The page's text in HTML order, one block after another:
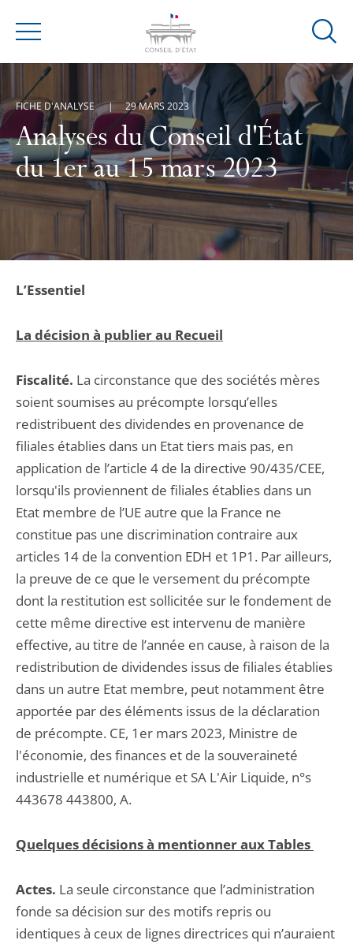
Menu
Ouvrir
de
Analyses du Conseil d'État
du 1er au 15 mars 2023
FICHE D'ANALYSE 29 MARS 2023
L’Essentiel
La décision à publier au Recueil
Fiscalité. La circonstance que des sociétés mères
soient soumises au précompte lorsqu’elles
redistribuent des dividendes en provenance de
filiales établies dans un Etat tiers mais pas, en
application de l’article 4 de la directive 90/435/CEE,
lorsqu'ils proviennent de filiales établies dans un
Etat membre de l’UE autre que la France ne
constitue pas une discrimination contraire aux
articles 14 de la convention EDH et 1P1. Par ailleurs,
la preuve de ce que le versement du précompte
dont la restitution est sollicitée sur le fondement de
cette même directive est intervenu de manière
effective, au titre de l’année en cause, à raison de la
redistribution de dividendes issus de filiales établies
dans un autre Etat membre, peut notamment être
apportée par des éléments issus de la déclaration
de précompte. CE, 1er mars 2023, Ministre de
l'économie, des finances et de la souveraineté
industrielle et numérique et SA L'Air Liquide, n°s
443678 443800, A.
Quelques décisions à mentionner aux Tables
Actes. La seule circonstance que l’administration
fonde sa décision sur des motifs repris ou
identiques à ceux de lignes directrices qui n’auraient